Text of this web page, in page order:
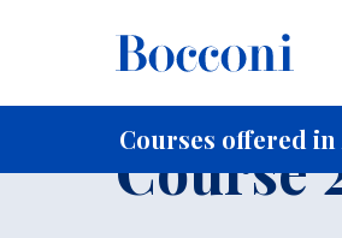
Courses offered in
Home For current Students
Course